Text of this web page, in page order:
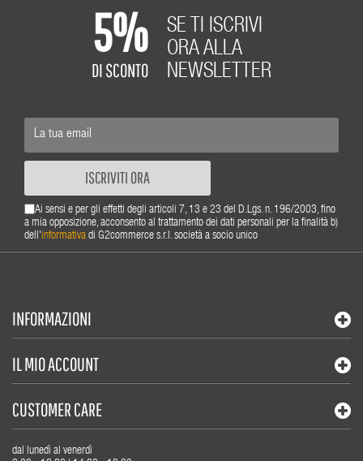
5%
DI SCONTO
SE TI ISCRIVI
ORA ALLA
NEWSLETTER
ISCRIVITI ORA
Ai sensi e per gli effetti degli articoli 7, 13 e 23 del D.Lgs. n. 196/2003, fino
a mia opposizione, acconsento al trattamento dei dati personali per la finalità b)
dell'informativa di G2commerce s.r.l. società a socio unico
INFORMAZIONI
IL MIO ACCOUNT
CUSTOMER CARE
dal lunedì al venerdì